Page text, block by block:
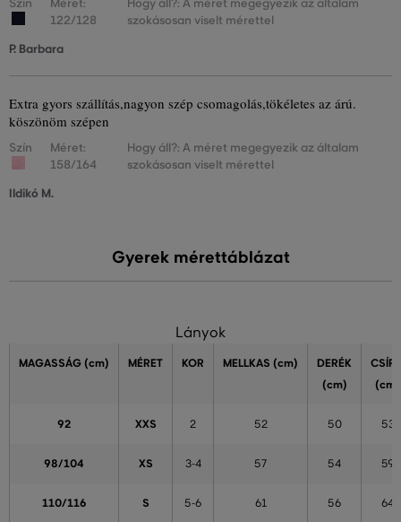
Szín
Méret:
122/128
Hogy áll?: A méret megegyezik az általam
szokásosan viselt mérettel
P. Barbara
Extra gyors szállítás,nagyon szép csomagolás,tökéletes az árú.
köszönöm szépen
Szín
Méret:
158/164
Hogy áll?: A méret megegyezik az általam
szokásosan viselt mérettel
Ildikó M.
Gyerek mérettáblázat
Lányok
MAGASSÁG(cm) MÉRET KOR MELLKAS (cm)
DERÉK
(cm)
(cm)
92 XXS 2 52 50 53
98/104 XS 3-4 57 54 59
110/116 S 5-6 61 56 64